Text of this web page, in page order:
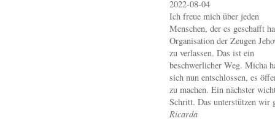
2022-08-04
Ich freue mich über jeden
Menschen, der es geschafft
Organisation der Zeugen
zu verlassen. Das ist ein
beschwerlicher Weg. Micha
sich nun entschlossen, es
zu machen. Ein nächster
Schritt. Das unterstützen wir
Ricarda